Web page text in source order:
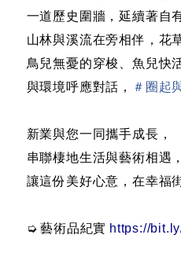
一道歷史圍牆，延續著自
山林與溪流在旁相伴，花
鳥兒無憂的穿梭、魚兒快
與環境呼應對話，
＃ 圈起
新業與您一同攜手成長，
串聯棲地生活與藝術相遇，
讓這份美好心意，在幸福
➭ 藝術品紀實 https://